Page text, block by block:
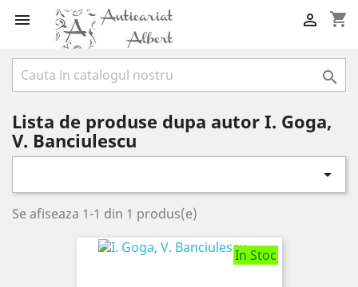
 shopping_cart


Lista de produse dupa autor I. Goga,
V. Banciulescu

Se afiseaza 1-1 din 1 produs(e)
In Stoc